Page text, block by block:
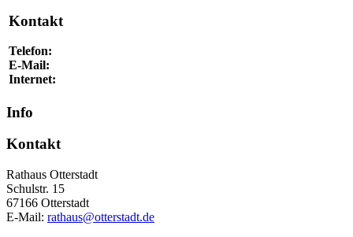
Kontakt
Telefon:
E-Mail:
Internet:
Info
Kontakt
Rathaus Otterstadt
Schulstr. 15
67166 Otterstadt
E-Mail: rathaus@otterstadt.de